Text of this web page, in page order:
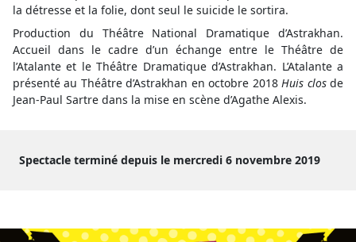
la détresse et la folie, dont seul le suicide le sortira.
Production du Théâtre National Dramatique d’Astrakhan.
Accueil dans le cadre d’un échange entre le Théâtre de
l’Atalante et le Théâtre Dramatique d’Astrakhan. L’Atalante a
présenté au Théâtre d’Astrakhan en octobre 2018Huis closde
Jean-Paul Sartre dans la mise en scène d’Agathe Alexis.
Spectacle terminé depuis le mercredi 6 novembre 2019